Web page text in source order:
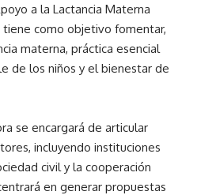
a la Lactancia Materna
tiene como objetivo fomentar,
materna, práctica esencial
de los niños y el bienestar de
se encargará de articular
incluyendo instituciones
civil y la cooperación
en generar propuestas